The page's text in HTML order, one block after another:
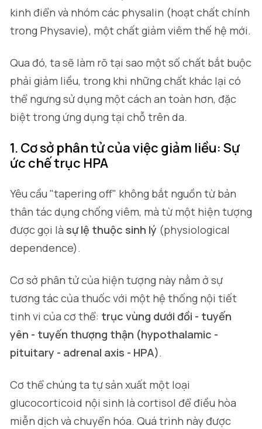
kinh điển và nhóm các physalin (hoạt chất chính
trong Physavie), một chất giảm viêm thế hệ mới.
Qua đó, ta sẽ làm rõ tại sao một số chất bắt buộc
phải giảm liều, trong khi những chất khác lại có
thể ngưng sử dụng một cách an toàn hơn, đặc
biệt trong ứng dụng tại chỗ trên da.
1. Cơ sở phân tử của việc giảm liều: Sự
ức chế trục HPA
Yêu cầu "tapering off" không bắt nguồn từ bản
thân tác dụng chống viêm, mà từ một hiện tượng
được gọi là sự lệ thuộc sinh lý (physiological
dependence).
Cơ sở phân tử của hiện tượng này nằm ở sự
tương tác của thuốc với một hệ thống nội tiết
tinh vi của cơ thể: trục vùng dưới đồi - tuyến
yên - tuyến thượng thận (hypothalamic -
pituitary - adrenal axis - HPA).
Cơ thể chúng ta tự sản xuất một loại
glucocorticoid nội sinh là cortisol để điều hòa
miễn dịch và chuyển hóa. Quá trình này được